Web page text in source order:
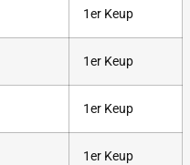
1er Keup
1er Keup
1er Keup
1er Keup